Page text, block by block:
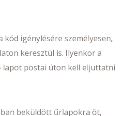
kód igénylésére személyesen,
keresztül is. Ilyenkor a
postai úton kell eljuttatni
beküldött űrlapokra öt,